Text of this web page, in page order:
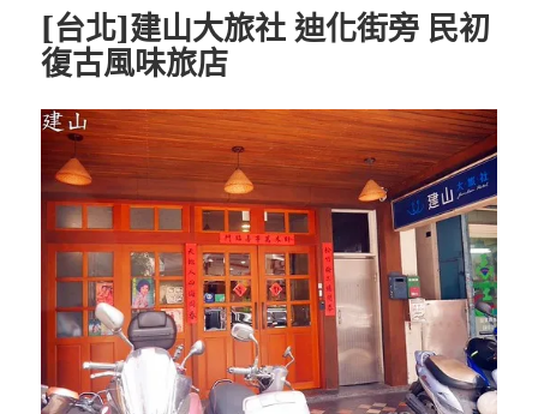
[台北]建山大旅社 迪化街旁 民初
復古風味旅店